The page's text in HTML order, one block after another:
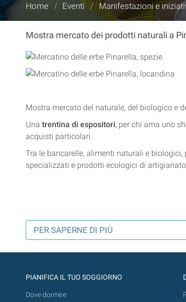
Tu
Home / Eventi / Manifestazioni e
Mostra mercato dei prodotti naturali a
Mostra mercato del naturale, del biologico e
Una trentina di espositori, per chi ama uno
acquisti particolari.
Tra le bancarelle, alimenti naturali e
specializzati e prodotti ecologici di artigianato
PER SAPERNE DI PIÙ
PIANIFICA IL TUO SOGGIORNO
Dove dormire